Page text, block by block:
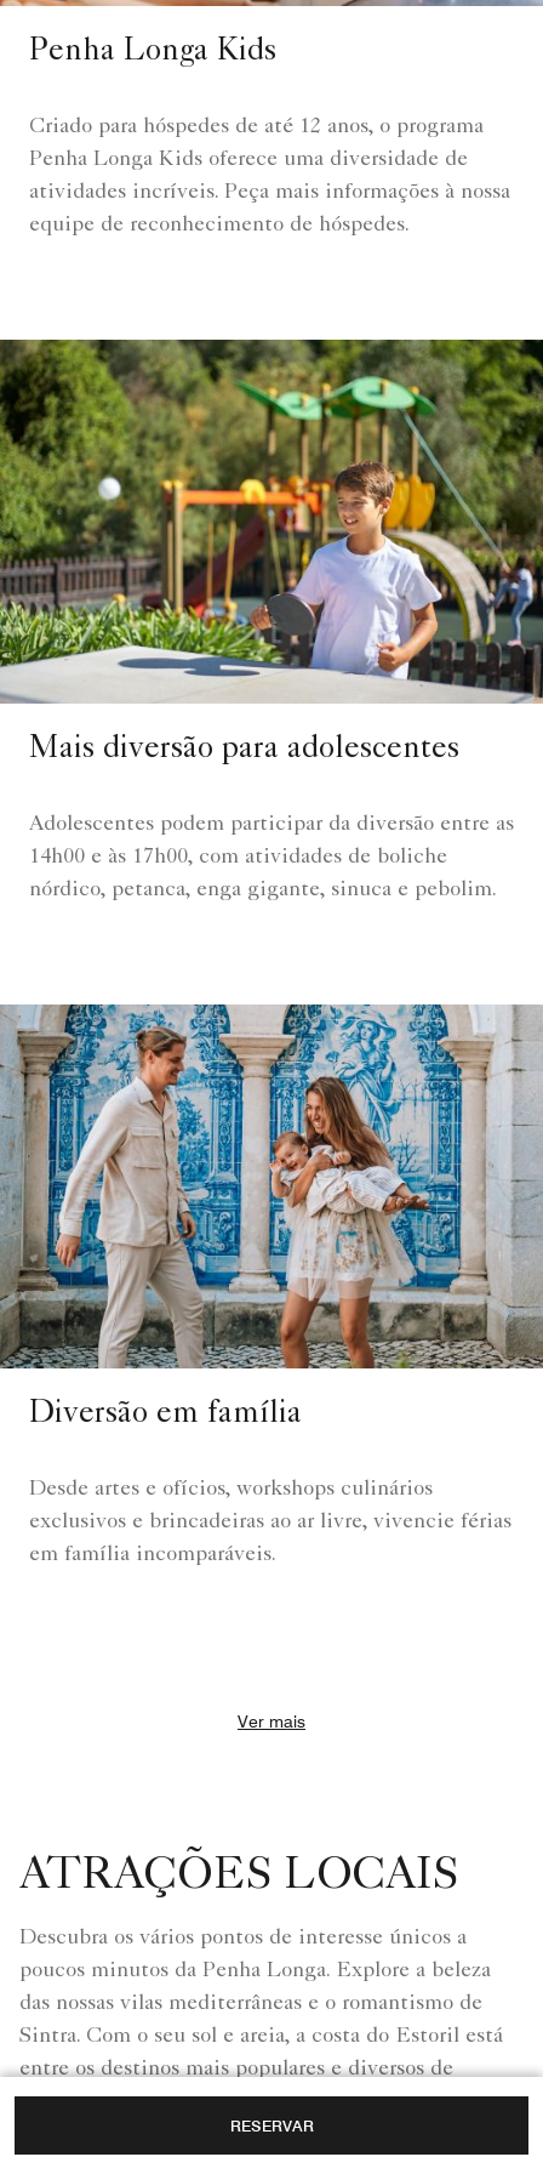
RESERVAR
Penha Longa Kids
Criado para hóspedes de até 12 anos, o programa
Penha Longa Kids oferece uma diversidade de
atividades incríveis. Peça mais informações à nossa
equipe de reconhecimento de hóspedes.
Mais diversão para adolescentes
Adolescentes podem participar da diversão entre as
14h00 e às 17h00, com atividades de boliche
nórdico, petanca, enga gigante, sinuca e pebolim.
Diversão em família
Desde artes e ofícios, workshops culinários
exclusivos e brincadeiras ao ar livre, vivencie férias
em família incomparáveis.
Ver mais
ATRAÇÕES LOCAIS
Descubra os vários pontos de interesse únicos a
poucos minutos da Penha Longa. Explore a beleza
das nossas vilas mediterrâneas e o romantismo de
Sintra. Com o seu sol e areia, a costa do Estoril está
entre os destinos mais populares e diversos de
Portugal. Penha Longa é o ponto de partida perfeito
para esta descoberta cultural.